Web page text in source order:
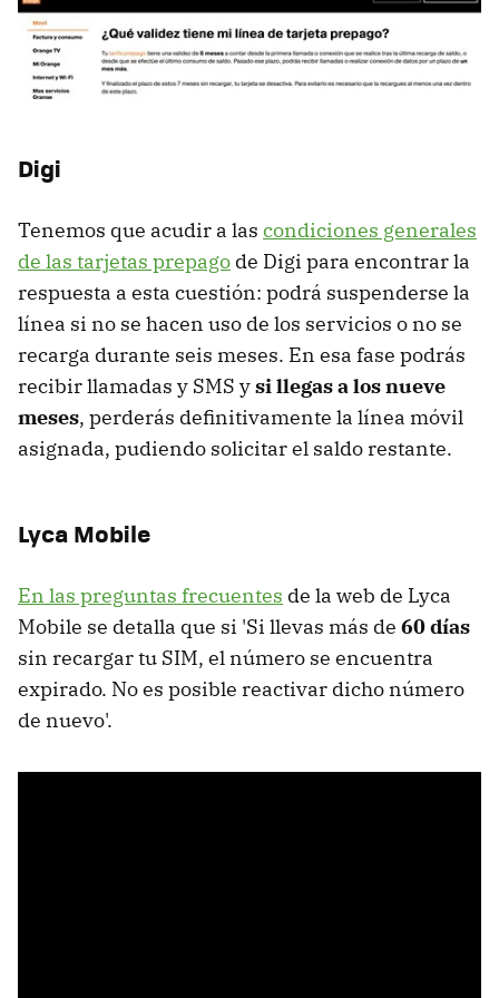
Digi
Tenemos que acudir a las condiciones generales
de las tarjetas prepago de Digi para encontrar la
respuesta a esta cuestión: podrá suspenderse la
línea si no se hacen uso de los servicios o no se
recarga durante seis meses. En esa fase podrás
recibir llamadas y SMS ysi llegas a los nueve
meses, perderás definitivamente la línea móvil
asignada, pudiendo solicitar el saldo restante.
Lyca Mobile
En las preguntas frecuentes de la web de Lyca
Mobile se detalla que si 'Si llevas más de 60 días
sin recargar tu SIM, el número se encuentra
expirado. No es posible reactivar dicho número
de nuevo'.